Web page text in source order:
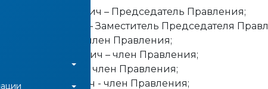
Иванович – Председатель Правления;
Пименович – Заместитель Председателя
Гурьевич — член Правления;
Константинович – член Правления;
Иванович - член Правления;
Сергеевич - член Правления;